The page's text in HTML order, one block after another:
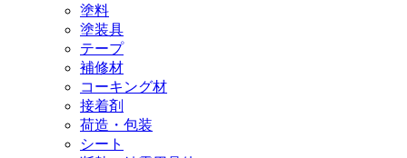
塗料
塗装具
テープ
補修材
コーキング材
接着剤
荷造・包装
シート